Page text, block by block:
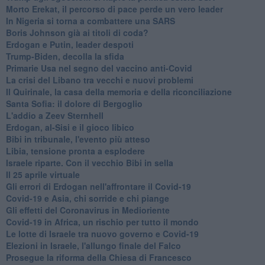
Morto Erekat, il percorso di pace perde un vero leader
In Nigeria si torna a combattere una SARS
Boris Johnson già ai titoli di coda?
Erdogan e Putin, leader despoti
Trump-Biden, decolla la sfida
Primarie Usa nel segno del vaccino anti-Covid
La crisi del Libano tra vecchi e nuovi problemi
Il Quirinale, la casa della memoria e della riconciliazione
Santa Sofia: il dolore di Bergoglio
L'addio a ​Zeev Sternhell
Erdogan, al-Sisi e il gioco libico
Bibi in tribunale, l'evento più atteso
Libia, tensione pronta a esplodere
Israele riparte. Con il vecchio Bibi in sella
Il 25 aprile virtuale
Gli errori di Erdogan nell'affrontare il Covid-19
Covid-19 e Asia, chi sorride e chi piange
Gli effetti del Coronavirus in Medioriente
Covid-19 in Africa, un rischio per tutto il mondo
Le lotte di Israele tra nuovo governo e Covid-19
Elezioni in Israele, l'allungo finale del Falco
Prosegue la riforma della Chiesa di Francesco